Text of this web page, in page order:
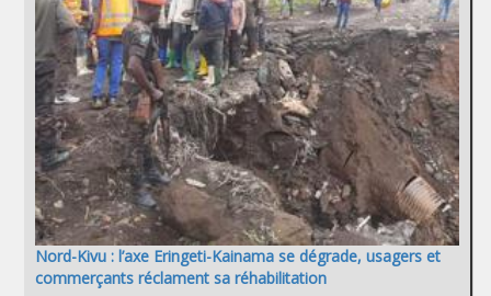
Nord-Kivu : l’axe Eringeti-Kainama se dégrade, usagers et
commerçants réclament sa réhabilitation